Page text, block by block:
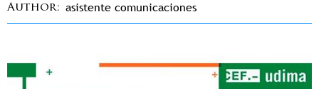
Author asistente comunicaciones